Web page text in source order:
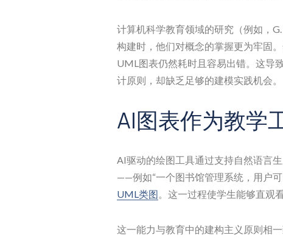
计算机科学教育领域的研究（例如，
构建时，他们对概念的掌握更为牢固
UML图表仍然耗时且容易出错。这导
计原则，却缺乏足够的建模实践机会。
AI图表作为教学
AI驱动的绘图工具通过支持自然语言
——例如“一个图书馆管理系统，用户
UML类图。这一过程使学生能够直观
这一能力与教育中的建构主义原则相